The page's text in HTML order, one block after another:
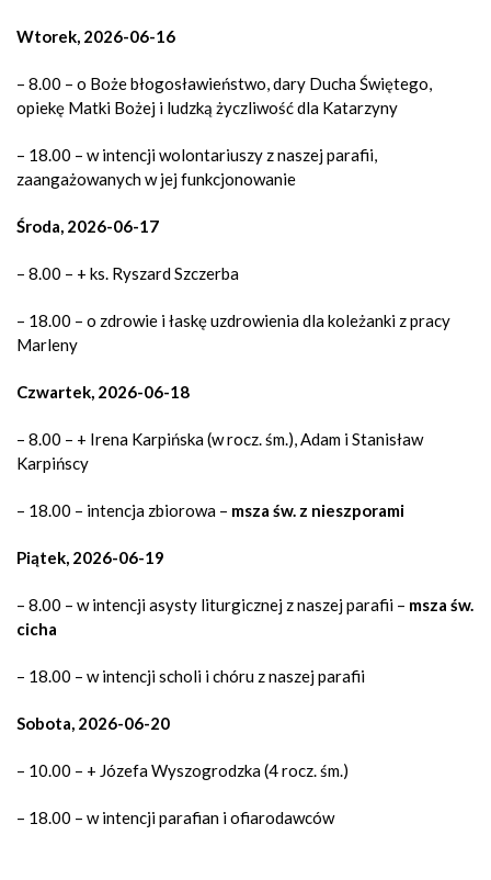
Wtorek, 2026-06-16
– 8.00 – o Boże błogosławieństwo, dary Ducha Świętego,
opiekę Matki Bożej i ludzką życzliwość dla Katarzyny
– 18.00 – w intencji wolontariuszy z naszej parafii,
zaangażowanych w jej funkcjonowanie
Środa, 2026-06-17
– 8.00 – + ks. Ryszard Szczerba
– 18.00 – o zdrowie i łaskę uzdrowienia dla koleżanki z pracy
Marleny
Czwartek, 2026-06-18
– 8.00 – + Irena Karpińska (w rocz. śm.), Adam i Stanisław
Karpińscy
– 18.00 – intencja zbiorowa – msza św. z nieszporami
Piątek, 2026-06-19
– 8.00 – w intencji asysty liturgicznej z naszej parafii – msza św.
cicha
– 18.00 – w intencji scholi i chóru z naszej parafii
Sobota, 2026-06-20
– 10.00 – + Józefa Wyszogrodzka (4 rocz. śm.)
– 18.00 – w intencji parafian i ofiarodawców